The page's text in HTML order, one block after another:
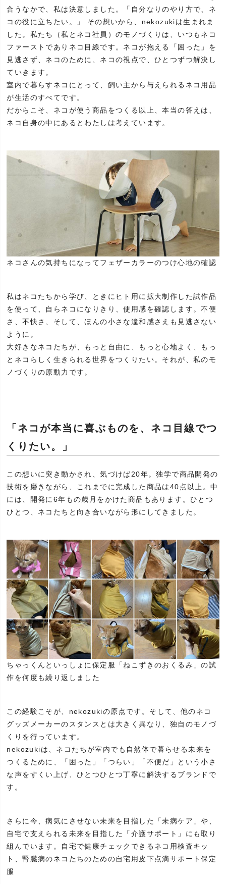
合うなかで、私は決意しました。「自分なりのやり方で、ネ
コの役に立ちたい。」 その想いから、nekozukiは生まれま
した。私たち（私とネコ社員）のモノづくりは、いつもネコ
ファーストでありネコ目線です。ネコが抱える「困った」を
見逃さず、ネコのために、ネコの視点で、ひとつずつ解決し
ていきます。
室内で暮らすネコにとって、飼い主から与えられるネコ用品
が生活のすべてです。
だからこそ、ネコが使う商品をつくる以上、本当の答えは、
ネコ自身の中にあるとわたしは考えています。
ネコさんの気持ちになってフェザーカラーのつけ心地の確認
私はネコたちから学び、ときにヒト用に拡大制作した試作品
を使って、自らネコになりきり、使用感を確認します。不便
さ、不快さ、そして、ほんの小さな違和感さえも見逃さない
ように。
大好きなネコたちが、もっと自由に、もっと心地よく、もっ
とネコらしく生きられる世界をつくりたい。それが、私のモ
ノづくりの原動力です。
「ネコが本当に喜ぶものを、ネコ目線でつ
くりたい。」
この想いに突き動かされ、気づけば20年。独学で商品開発の
技術を磨きながら、これまでに完成した商品は40点以上。中
には、開発に6年もの歳月をかけた商品もあります。ひとつ
ひとつ、ネコたちと向き合いながら形にしてきました。
ちゃっくんといっしょに保定服「ねこずきのおくるみ」の試
作を何度も繰り返しました
この経験こそが、nekozukiの原点です。そして、他のネコ
グッズメーカーのスタンスとは大きく異なり、独自のモノづ
くりを行っています。
nekozukiは、ネコたちが室内でも自然体で暮らせる未来を
つくるために、「困った」「つらい」「不便だ」という小さ
な声をすくい上げ、ひとつひとつ丁寧に解決するブランドで
す。
さらに今、病気にさせない未来を目指した「未病ケア」や、
自宅で支えられる未来を目指した「介護サポート」にも取り
組んでいます。自宅で健康チェックできるネコ用検査キッ
ト、腎臓病のネコたちのための自宅用皮下点滴サポート保定
服